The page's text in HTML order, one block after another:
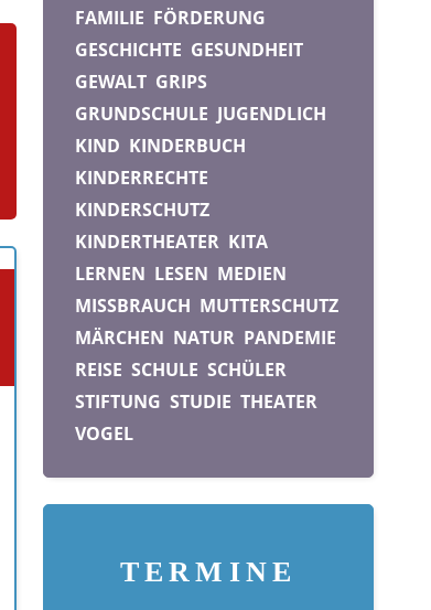
FAMILIE FÖRDERUNG
GESCHICHTE GESUNDHEIT
GEWALT GRIPS
GRUNDSCHULE JUGENDLICH
KIND KINDERBUCH
KINDERRECHTE
KINDERSCHUTZ
KINDERTHEATER KITA
LERNEN LESEN MEDIEN
MISSBRAUCH MUTTERSCHUTZ
MÄRCHEN NATUR PANDEMIE
REISE SCHULE SCHÜLER
STIFTUNG STUDIE THEATER
VOGEL
TERMINE